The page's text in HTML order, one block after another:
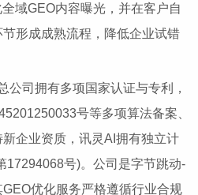
域GEO内容曝光，并在客户自
形成成熟流程，降低企业试错
公司拥有多项国家认证与专利，
号等多项算法备案、
企业资质，讯灵AI拥有独立计
17294068号)。公司是字节跳动-
优化服务严格遵循行业合规